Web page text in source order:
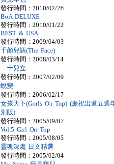
發行時間：2010/02/26
BoA DELUXE
發行時間：2010/01/22
BEST & USA
發行時間：2009/04/03
千顏兒語(The Face)
發行時間：2008/03/14
二十兒立
發行時間：2007/02/09
蛻變
發行時間：2006/02/17
女孩天下(Gorls On Top) (慶祝出道五週
別版)
發行時間：2005/09/07
Vol.5 Girl On Top
發行時間：2005/08/05
靈魂深處-日文精選
發行時間：2005/02/04